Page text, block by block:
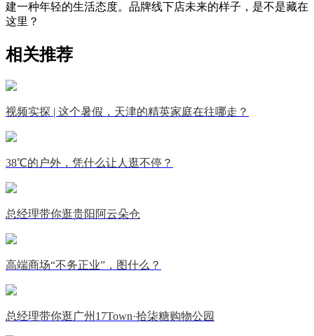
建一种年轻的生活态度。品牌线下店未来的样子，是不是藏在
这里？
相关推荐
视频实探 | 这个暑假，天津的精英家庭在往哪走？
38℃的户外，凭什么让人逛不停？
总经理带你逛贵阳阿云朵仓
高端商场“不务正业”，图什么？
总经理带你逛广州17Town·拾柒糖购物公园